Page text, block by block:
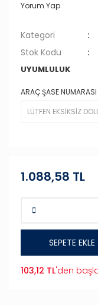
Yorum Yap
Kategori
Stok Kodu
UYUMLULUK
ARAÇ ŞASE NUMARASI
1.088,58 TL
SEPETE EKLE
103,12 TL'den